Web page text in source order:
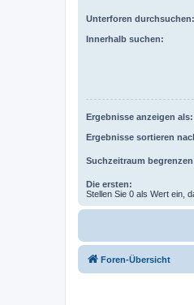
Unterforen durchsuchen:
Innerhalb suchen:
Ergebnisse anzeigen als:
Ergebnisse sortieren
Suchzeitraum
Die ersten:
Stellen Sie 0 als Wert ein,
Foren-Übersicht